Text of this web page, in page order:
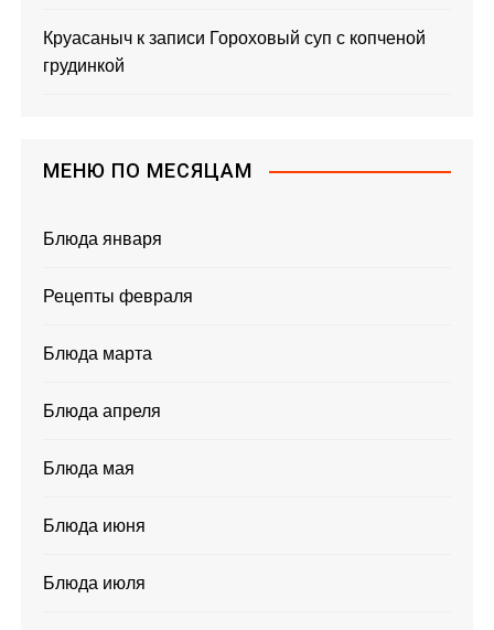
Круасаныч к записи Гороховый суп с копченой
грудинкой
МЕНЮ ПО МЕСЯЦАМ
Блюда января
Рецепты февраля
Блюда марта
Блюда апреля
Блюда мая
Блюда июня
Блюда июля